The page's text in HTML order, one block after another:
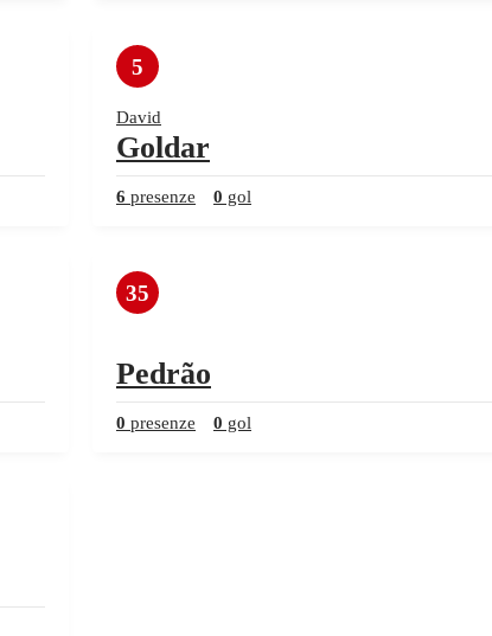
5
David
Goldar
6 presenze 0 gol
35
Pedrão
0 presenze 0 gol